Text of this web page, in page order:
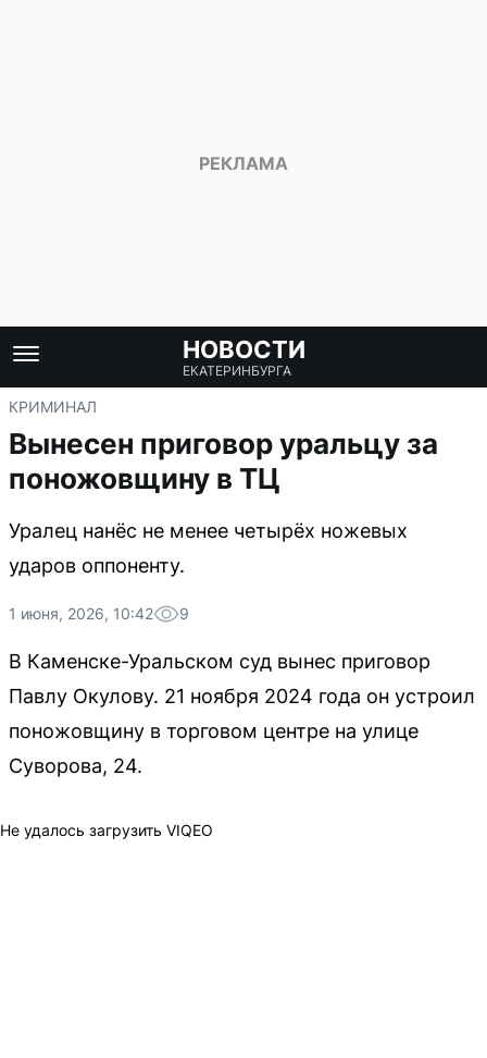
НОВОСТИ
ЕКАТЕРИНБУРГА
КРИМИНАЛ
Вынесен приговор уральцу за
поножовщину в ТЦ
Уралец нанёс не менее четырёх ножевых
ударов оппоненту.
1 июня, 2026, 10:42 9
В Каменске-Уральском суд вынес приговор
Павлу Окулову. 21 ноября 2024 года он устроил
поножовщину в торговом центре на улице
Суворова, 24.
Не удалось загрузить VIQEO